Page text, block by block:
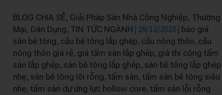
BLOG CHIA SẺ, Giải Pháp Sàn Nhà Công Nghiệp, Thương
Mại, Dân Dụng, TIN TỨC NGÀNH | 29/12/2023 | báo giá
sàn bê tông, cầu bê tông lắp ghép, cầu nông thôn, cầu
nông thôn giá rẻ, giá tấm sàn lắp ghép, giá thi công tấm
sàn lắp ghép, sàn bê tông lắp ghép, sàn bê tông lắp ghép
nhẹ, sàn bê tông lõi rỗng, tấm sàn, tấm sàn bê tông siêu
nhẹ, tấm sàn dự ứng lực hollow core, tấm sàn lỗi rỗng
Sàn
Dự
Ứng
Lực
HOLLOW
CORE